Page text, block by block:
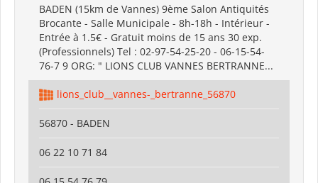
BADEN (15km de Vannes) 9ème Salon Antiquités
Brocante - Salle Municipale - 8h-18h - Intérieur -
Entrée à 1.5€ - Gratuit moins de 15 ans 30 exp.
(Professionnels) Tel : 02-97-54-25-20 - 06-15-54-
76-7 9 ORG: " LIONS CLUB VANNES BERTRANNE...
lions_club__vannes-_bertranne_56870
56870 - BADEN
06 22 10 71 84